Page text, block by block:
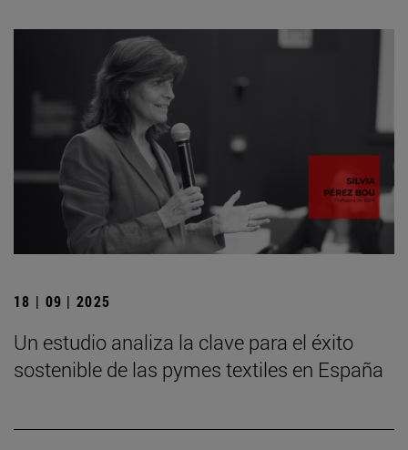
18 | 09 | 2025
Un estudio analiza la clave para el éxito
sostenible de las pymes textiles en España